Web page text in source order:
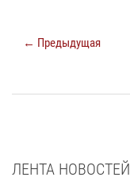
← Предыдущая
ЛЕНТА НОВОСТЕЙ